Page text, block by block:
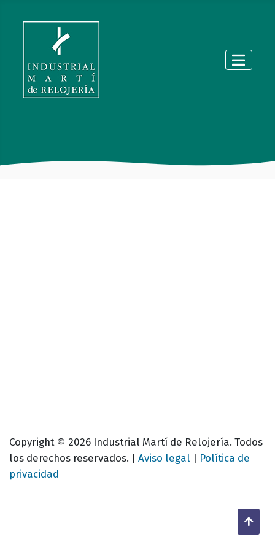
Copyright © 2026 Industrial Martí de Relojería. Todos
los derechos reservados. | Aviso legal | Política de
privacidad